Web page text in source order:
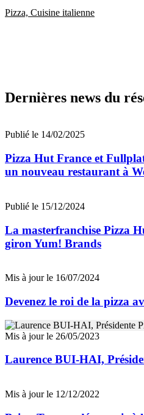
Pizza, Cuisine italienne
Dernières news du
Publié le 14/02/2025
Pizza Hut France et
un nouveau restaurant à
Publié le 15/12/2024
La masterfranchise Pizza
giron Yum! Brands
Mis à jour le 16/07/2024
Devenez le roi de la pizza
Mis à jour le 26/05/2023
Laurence BUI-HAI,
Mis à jour le 12/12/2022